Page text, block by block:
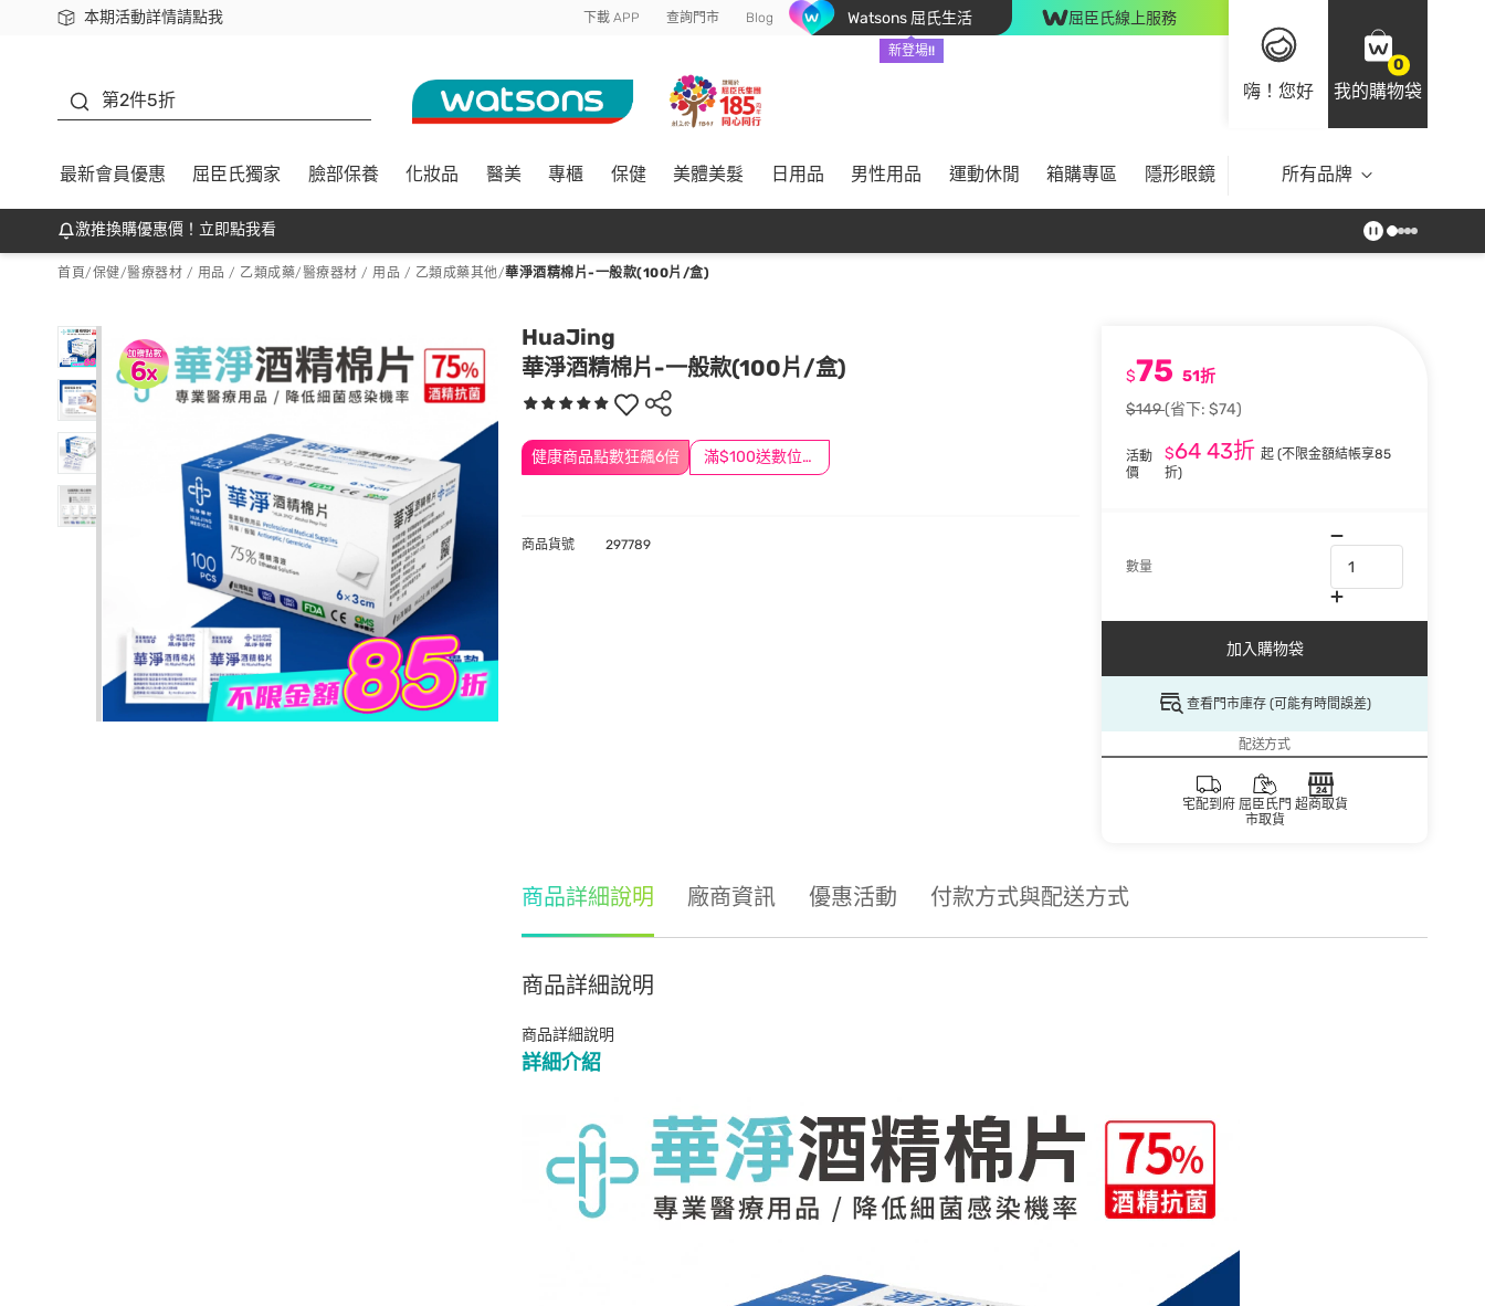
本期活動詳情請點我
下載app最高回饋$350 下載 APP 查詢門市 Blog Watsons 屈氏生活
新登場!!
屈臣氏線上服務
嗨！您好
0
我的購物袋
第2件5折
最新會員優惠 屈臣氏獨家 臉部保養 化妝品 醫美 專櫃 保健 美體美髮 日用品 男性用品 運動休閒 箱購專區 隱形眼鏡 所有品牌
激推換購優惠價！立即點我看
首頁/保健/醫療器材 / 用品 / 乙類成藥/醫療器材 / 用品 / 乙類成藥其他/華淨酒精棉片-一般款(100片/盒)
HuaJing
華淨酒精棉片-一般款(100片/盒)
健康商品點數狂飆6倍 滿$100送數位印花
$75 51折
$149(省下: $74)
活動
價
$64 43折起(不限金額結帳享85
折)
數量
加入購物袋
查看門市庫存 (可能有時間誤差)
配送方式
宅配到府 屈臣氏門
市取貨
超商取貨
商品貨號 297789
商品詳細說明 廠商資訊 優惠活動 付款方式與配送方式
商品詳細說明
商品詳細說明
詳細介紹